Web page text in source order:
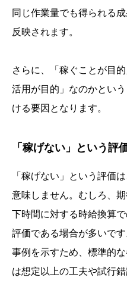
同じ作業量でも得られる
反映されます。
さらに、「稼ぐことが目
活用が目的」なのかとい
ける要因となります。
「稼げない」という評
「稼げない」という評価
意味しません。むしろ、
下時間に対する時給換算
評価である場合が多いで
事例を示すため、標準的
は想定以上の工夫や試行錯